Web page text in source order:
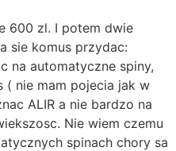
600 zl. I potem dwie
sie komus przydac:
na automatyczne spiny,
( nie mam pojecia jak w
ALIR a nie bardzo na
Nie wiem czemu
spinach chory sa